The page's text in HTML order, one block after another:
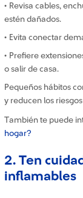
• Revisa cables,
estén dañados.
• Evita conectar
• Prefiere
o salir de casa.
Pequeños hábitos
y reducen los
También te puede
hogar?
2. Ten
inflamables